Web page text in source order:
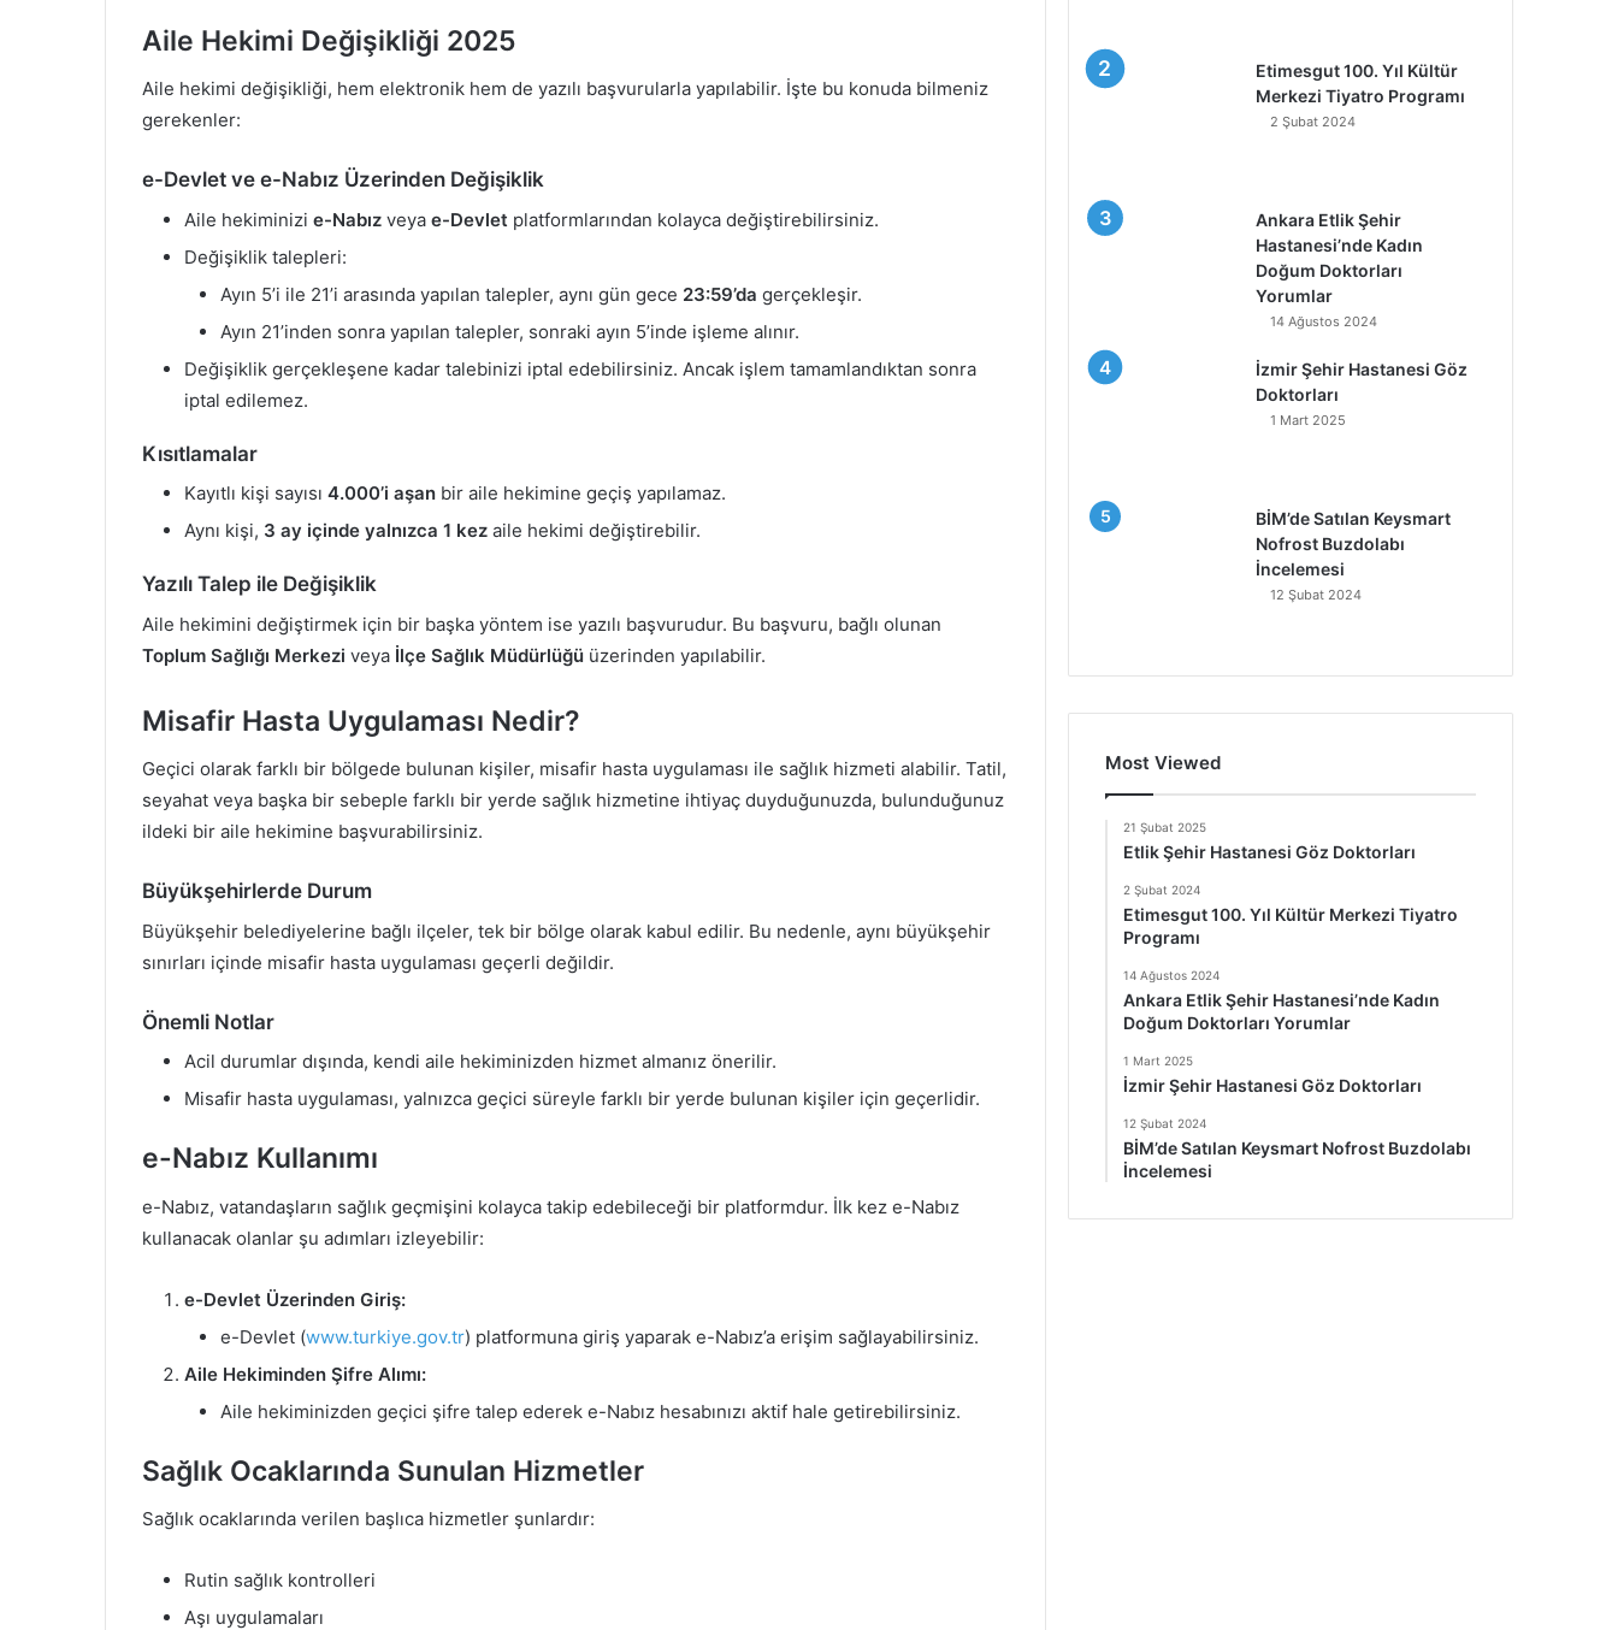
Aile Hekimi Değişikliği 2025
Aile hekimi değişikliği, hem elektronik hem de yazılı başvurularla yapılabilir. İşte bu konuda bilmeniz
gerekenler:
e-Devlet ve e-Nabız Üzerinden Değişiklik
Aile hekiminizi e-Nabız veya e-Devlet platformlarından kolayca değiştirebilirsiniz.
Değişiklik talepleri:
Ayın 5’i ile 21’i arasında yapılan talepler, aynı gün gece 23:59’da gerçekleşir.
Ayın 21’inden sonra yapılan talepler, sonraki ayın 5’inde işleme alınır.
Değişiklik gerçekleşene kadar talebinizi iptal edebilirsiniz. Ancak işlem tamamlandıktan sonra
iptal edilemez.
Kısıtlamalar
Kayıtlı kişi sayısı 4.000’i aşan bir aile hekimine geçiş yapılamaz.
Aynı kişi, 3 ay içinde yalnızca 1 kez aile hekimi değiştirebilir.
Yazılı Talep ile Değişiklik
Aile hekimini değiştirmek için bir başka yöntem ise yazılı başvurudur. Bu başvuru, bağlı olunan
Toplum Sağlığı Merkezi veya İlçe Sağlık Müdürlüğü üzerinden yapılabilir.
Misafir Hasta Uygulaması Nedir?
Geçici olarak farklı bir bölgede bulunan kişiler, misafir hasta uygulaması ile sağlık hizmeti alabilir. Tatil,
seyahat veya başka bir sebeple farklı bir yerde sağlık hizmetine ihtiyaç duyduğunuzda, bulunduğunuz
ildeki bir aile hekimine başvurabilirsiniz.
Büyükşehirlerde Durum
Büyükşehir belediyelerine bağlı ilçeler, tek bir bölge olarak kabul edilir. Bu nedenle, aynı büyükşehir
sınırları içinde misafir hasta uygulaması geçerli değildir.
Önemli Notlar
Acil durumlar dışında, kendi aile hekiminizden hizmet almanız önerilir.
Misafir hasta uygulaması, yalnızca geçici süreyle farklı bir yerde bulunan kişiler için geçerlidir.
e-Nabız Kullanımı
e-Nabız, vatandaşların sağlık geçmişini kolayca takip edebileceği bir platformdur. İlk kez e-Nabız
kullanacak olanlar şu adımları izleyebilir:
e-Devlet Üzerinden Giriş:
e-Devlet (www.turkiye.gov.tr) platformuna giriş yaparak e-Nabız’a erişim sağlayabilirsiniz.
Aile Hekiminden Şifre Alımı:
Aile hekiminizden geçici şifre talep ederek e-Nabız hesabınızı aktif hale getirebilirsiniz.
Sağlık Ocaklarında Sunulan Hizmetler
Sağlık ocaklarında verilen başlıca hizmetler şunlardır:
Rutin sağlık kontrolleri
Aşı uygulamaları
Etimesgut 100. Yıl Kültür
Merkezi Tiyatro Programı
2 Şubat 2024
Ankara Etlik Şehir
Hastanesi’nde Kadın
Doğum Doktorları
Yorumlar
14 Ağustos 2024
İzmir Şehir Hastanesi Göz
Doktorları
1 Mart 2025
BİM’de Satılan Keysmart
Nofrost Buzdolabı
İncelemesi
12 Şubat 2024
Most Viewed
21 Şubat 2025
Etlik Şehir Hastanesi Göz Doktorları
2 Şubat 2024
Etimesgut 100. Yıl Kültür Merkezi Tiyatro
Programı
14 Ağustos 2024
Ankara Etlik Şehir Hastanesi’nde Kadın
Doğum Doktorları Yorumlar
1 Mart 2025
İzmir Şehir Hastanesi Göz Doktorları
12 Şubat 2024
BİM’de Satılan Keysmart Nofrost Buzdolabı
İncelemesi